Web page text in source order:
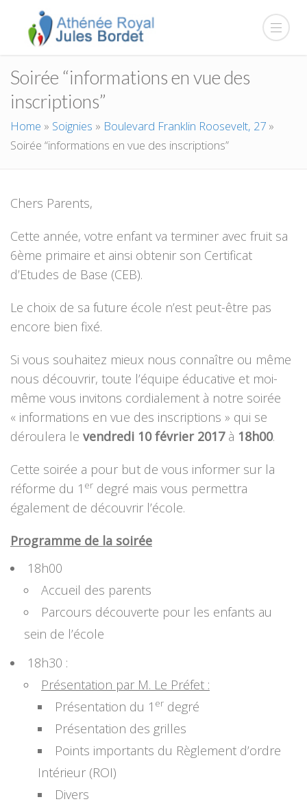
Soirée “informations en vue des
inscriptions”
Home » Soignies » Boulevard Franklin Roosevelt, 27 »
Soirée “informations en vue des inscriptions”
Chers Parents,
Cette année, votre enfant va terminer avec fruit sa
6ème primaire et ainsi obtenir son Certificat
d’Etudes de Base (CEB).
Le choix de sa future école n’est peut-être pas
encore bien fixé.
Si vous souhaitez mieux nous connaître ou même
nous découvrir, toute l’équipe éducative et moi-
même vous invitons cordialement à notre soirée
« informations en vue des inscriptions » qui se
déroulera le vendredi 10 février 2017à 18h00.
Cette soirée a pour but de vous informer sur la
réforme du 1 er degré mais vous permettra
également de découvrir l’école.
Programme de la soirée
18h00
Accueil des parents
Parcours découverte pour les enfants au
sein de l’école
18h30 :
Présentation par M. Le Préfet :
Présentation du 1 er degré
Présentation des grilles
Points importants du Règlement d’ordre
Intérieur (ROI)
Divers